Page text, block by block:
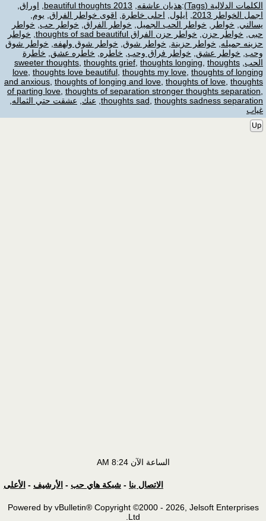
الكلمات الدلالية (Tags) :هذيان عاشقه,
beautiful thoughts 2013
, اوراق,
اجمل الخواطر 2013
, ايلول, احلى خاطرة, اقوى خواطر الفراق, يوم,
يسالني, خواطر , خواطر الحب الجميل, خواطر الفراق, خواطر حب, خواطر
حبى, خواطر حزن, خواطر حزن الفراق thoughts of sad beautiful , خواطر
حزينه جميله, خواطر حزينة, خواطر شوق, خواطر شوق ولهفه, خواطر شوق
وحب, خواطر عشق, خواطر فراق وحب, خاطره, خاطره عشق, خاطرة
الحب,
sweeter thoughts, thoughts grief, thoughts longing, thoughts
love, thoughts love beautiful, thoughts my love, thoughts of longing
and anxious, thoughts of longing and love, thoughts of love, thoughts
of parting love, thoughts of separation stronger thoughts separation,
thoughts sad, thoughts sadness separation
, عنك, عشقت حتي الثماله,
غياب
Up
الساعة الآن8:24 AM
الاتصال بنا - شبكة هاي حب - الأرشيف - الأعلى
Powered by vBulletin® Copyright ©2000 - 2026, Jelsoft Enterprises
Ltd.